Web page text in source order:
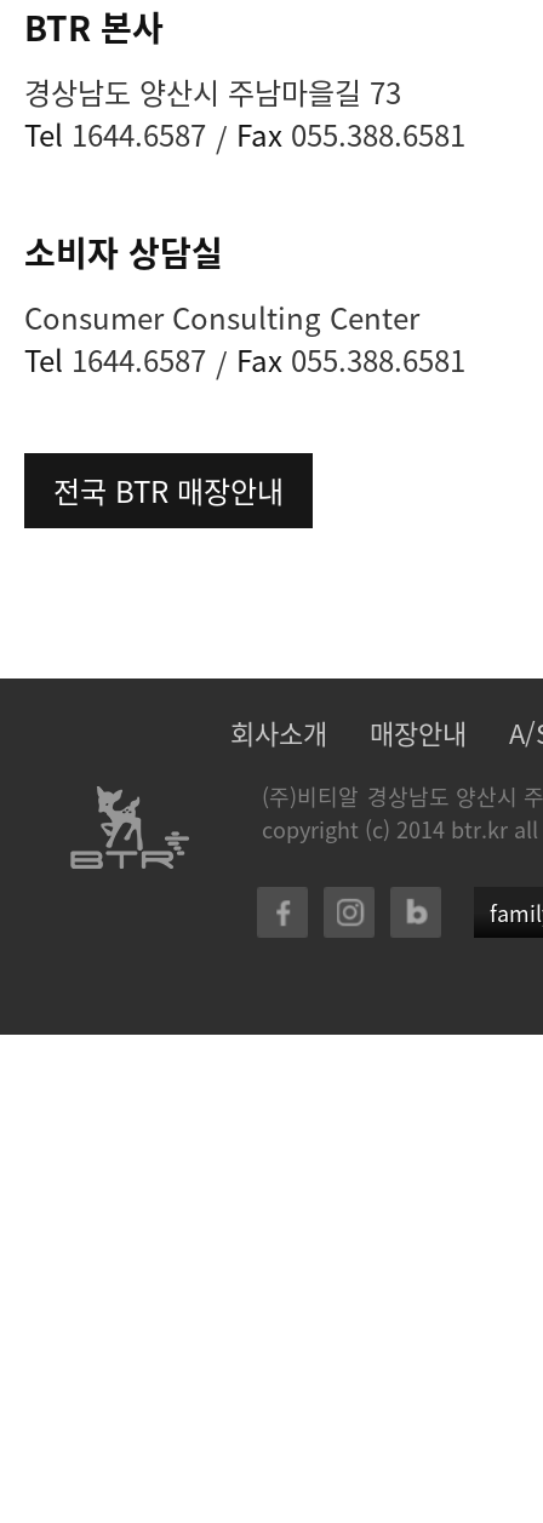
BTR 본사
경상남도 양산시 주남마을길 73
Tel 1644.6587 / Fax 055.388.6581
소비자 상담실
Consumer Consulting Center
Tel 1644.6587 / Fax 055.388.6581
전국 BTR 매장안내
회사소개 매장안내 A/
(주)비티알 경상남도 양산시
copyright (c) 2014 btr.kr